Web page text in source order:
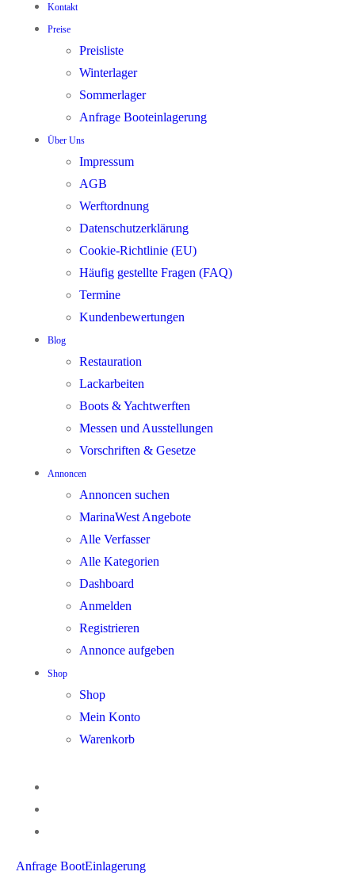
Kontakt
Preise
Preisliste
Winterlager
Sommerlager
Anfrage Booteinlagerung
Über Uns
Impressum
AGB
Werftordnung
Datenschutzerklärung
Cookie-Richtlinie (EU)
Häufig gestellte Fragen (FAQ)
Termine
Kundenbewertungen
Blog
Restauration
Lackarbeiten
Boots & Yachtwerften
Messen und Ausstellungen
Vorschriften & Gesetze
Annoncen
Annoncen suchen
MarinaWest Angebote
Alle Verfasser
Alle Kategorien
Dashboard
Anmelden
Registrieren
Annonce aufgeben
Shop
Shop
Mein Konto
Warenkorb
Anfrage BootEinlagerung